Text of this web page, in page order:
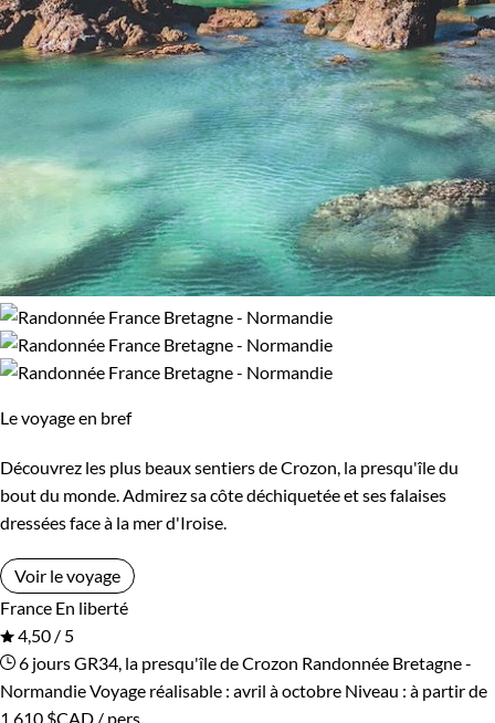
Le voyage en bref
Découvrez les plus beaux sentiers de Crozon, la presqu'île du
bout du monde. Admirez sa côte déchiquetée et ses falaises
dressées face à la mer d'Iroise.
Voir le voyage
France En liberté
4,50 / 5
6 joursGR34, la presqu'île de Crozon Randonnée Bretagne -
NormandieVoyage réalisable : avril à octobre Niveau : à partir de
1 610 $CAD / pers.